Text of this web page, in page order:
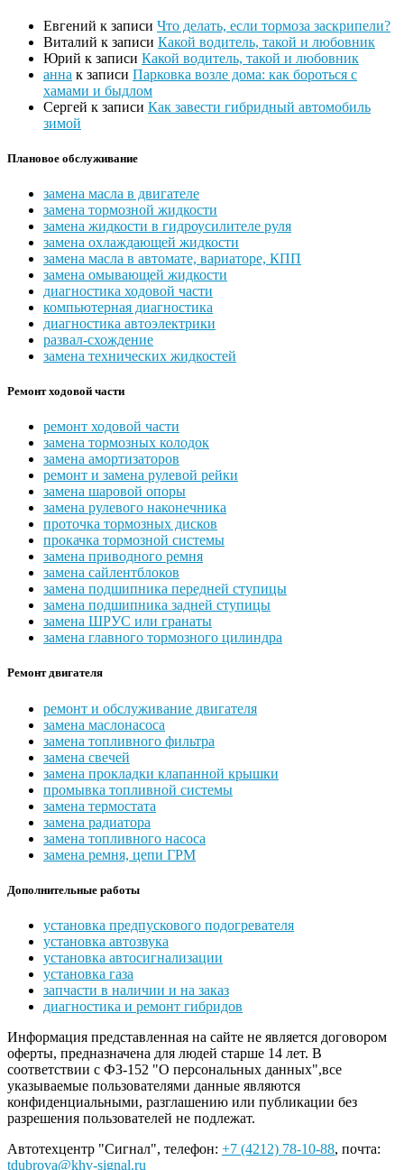
Евгений к записи Что делать, если тормоза заскрипели?
Виталий к записи Какой водитель, такой и любовник
Юрий к записи Какой водитель, такой и любовник
анна к записи Парковка возле дома: как бороться с
хамами и быдлом
Сергей к записи Как завести гибридный автомобиль
зимой
Плановое обслуживание
замена масла в двигателе
замена тормозной жидкости
замена жидкости в гидроусилителе руля
замена охлаждающей жидкости
замена масла в автомате, вариаторе, КПП
замена омывающей жидкости
диагностика ходовой части
компьютерная диагностика
диагностика автоэлектрики
развал-схождение
замена технических жидкостей
Ремонт ходовой части
ремонт ходовой части
замена тормозных колодок
замена амортизаторов
ремонт и замена рулевой рейки
замена шаровой опоры
замена рулевого наконечника
проточка тормозных дисков
прокачка тормозной системы
замена приводного ремня
замена сайлентблоков
замена подшипника передней ступицы
замена подшипника задней ступицы
замена ШРУС или гранаты
замена главного тормозного цилиндра
Ремонт двигателя
ремонт и обслуживание двигателя
замена маслонасоса
замена топливного фильтра
замена свечей
замена прокладки клапанной крышки
промывка топливной системы
замена термостата
замена радиатора
замена топливного насоса
замена ремня, цепи ГРМ
Дополнительные работы
установка предпускового подогревателя
установка автозвука
установка автосигнализации
установка газа
запчасти в наличии и на заказ
диагностика и ремонт гибридов
Информация представленная на сайте не является договором
оферты, предназначена для людей старше 14 лет. В
соответствии с ФЗ-152 "О персональных данных",все
указываемые пользователями данные являются
конфиденциальными, разглашению или публикации без
разрешения пользователей не подлежат.
Автотехцентр "Сигнал", телефон: +7 (4212) 78-10-88, почта:
tdubrova@khv-signal.ru